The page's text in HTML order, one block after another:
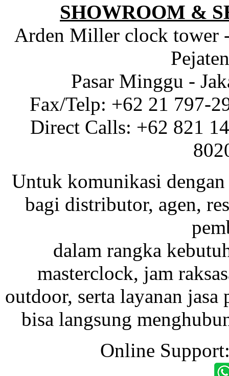
SHOWROOM &
Arden Miller clock tower
Pasar Minggu -
Fax/Telp: +62 21 797-
Direct Calls: +62 821
Untuk komunikasi dengan
bagi distributor, agen,
dalam rangka
masterclock, jam
outdoor, serta layanan
bisa langsung
Online